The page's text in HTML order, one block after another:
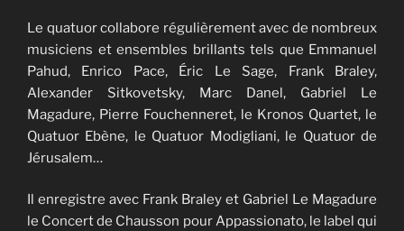
Le quatuor collabore régulièrement avec de nombreux
musiciens et ensembles brillants tels que Emmanuel
Pahud, Enrico Pace, Éric Le Sage, Frank Braley,
Alexander Sitkovetsky, Marc Danel, Gabriel Le
Magadure, Pierre Fouchenneret, le Kronos Quartet, le
Quatuor Ebène, le Quatuor Modigliani, le Quatuor de
Jérusalem…
Il enregistre avec Frank Braley et Gabriel Le Magadure
le Concert de Chausson pour Appassionato, le label qui